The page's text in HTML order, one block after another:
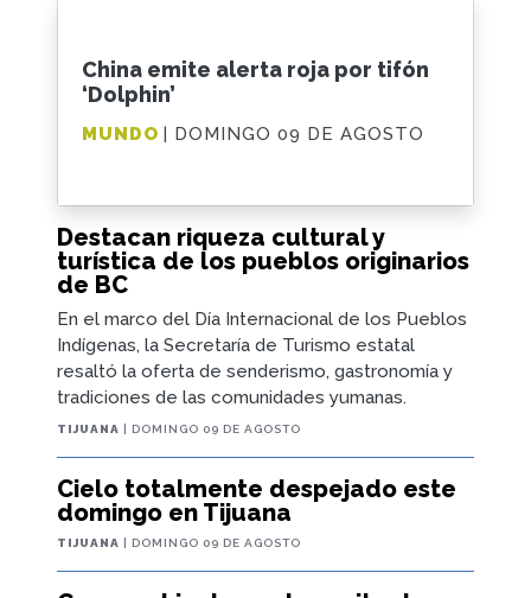
Destacan riqueza cultural y
turística de los pueblos originarios
de BC
En el marco del Día Internacional de los Pueblos
Indígenas, la Secretaría de Turismo estatal
resaltó la oferta de senderismo, gastronomía y
tradiciones de las comunidades yumanas.
TIJUANA | DOMINGO 09 DE AGOSTO
Cielo totalmente despejado este
domingo en Tijuana
TIJUANA | DOMINGO 09 DE AGOSTO
China emite alerta roja por tifón
‘Dolphin’
MUNDO | DOMINGO 09 DE AGOSTO